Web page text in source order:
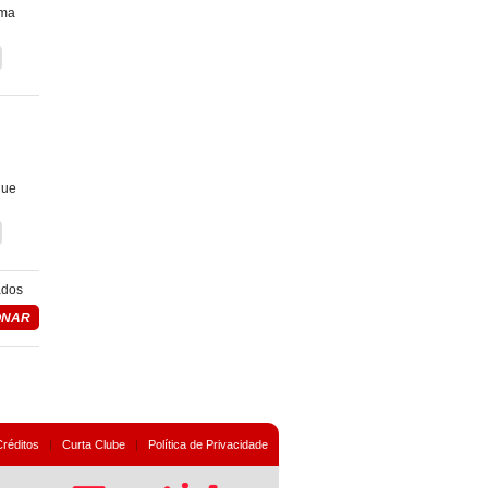
| Curta Clube | Política de Privacidade